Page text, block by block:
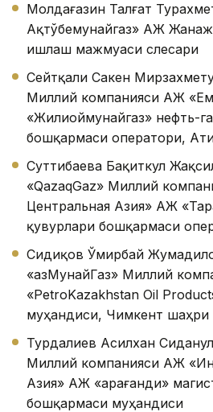
Молдағазин Талғат
Ақтўбемунайгаз» АЖ
ишлаш мажмуаси слесари
Сейтқали Сакен
Миллий компанияси АЖ
«Жилиоймунайгаз» нефть-
бошқармаси оператори,
Суттибаева Бақиткул
«QazaqGaz» Миллий
Центральная Азия» АЖ
қувурлари бошқармаси
Сидиқов Ўмирбай
«ҚазМунайГаз» Миллий
«PetroKazakhstan Oil
муҳандиси, Чимкент шаҳри
Турдалиев Асилхан
Миллий компанияси АЖ
Азия» АЖ «Қарағанди»
бошқармаси муҳандиси